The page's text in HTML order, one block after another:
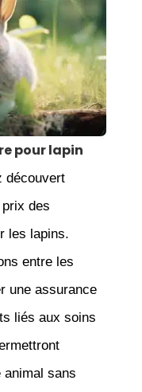
pour lapin
découvert
des
les lapins.
entre les
une assurance
liés aux soins
animal sans